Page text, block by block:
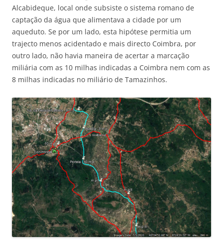
Alcabideque, local onde subsiste o sistema romano de
captação da água que alimentava a cidade por um
aqueduto. Se por um lado, esta hipótese permitia um
trajecto menos acidentado e mais directo Coimbra, por
outro lado, não havia maneira de acertar a marcação
miliária com as 10 milhas indicadas a Coimbra nem com as
8 milhas indicadas no miliário de Tamazinhos.